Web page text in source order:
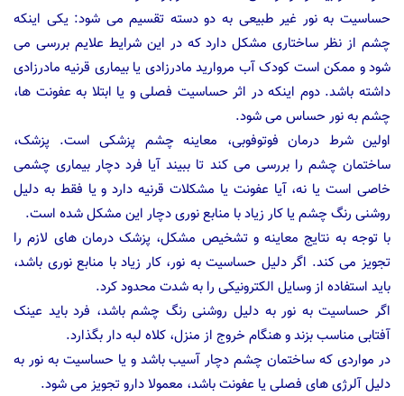
حساسیت به نور غیر طبیعی به دو دسته تقسیم می شود: یکی اینکه
چشم از نظر ساختاری مشکل دارد که در این شرایط علایم بررسی می
شود و ممکن است کودک آب مروارید مادرزادی یا بیماری قرنیه مادرزادی
داشته باشد. دوم اینکه در اثر حساسیت فصلی و یا ابتلا به عفونت ها،
چشم به نور حساس می شود.
اولین شرط درمان فوتوفوبی، معاینه چشم پزشکی است. پزشک،
ساختمان چشم را بررسی می کند تا ببیند آیا فرد دچار بیماری چشمی
خاصی است یا نه، آیا عفونت یا مشکلات قرنیه دارد و یا فقط به دلیل
روشنی رنگ چشم یا کار زیاد با منابع نوری دچار این مشکل شده است.
با توجه به نتایج معاینه و تشخیص مشکل، پزشک درمان های لازم را
تجویز می کند. اگر دلیل حساسیت به نور، کار زیاد با منابع نوری باشد،
باید استفاده از وسایل الکترونیکی را به شدت محدود کرد.
اگر حساسیت به نور به دلیل روشنی رنگ چشم باشد، فرد باید عینک
آفتابی مناسب بزند و هنگام خروج از منزل، کلاه لبه دار بگذارد.
در مواردی که ساختمان چشم دچار آسیب باشد و یا حساسیت به نور به
دلیل آلرژی های فصلی یا عفونت باشد، معمولا دارو تجویز می شود.